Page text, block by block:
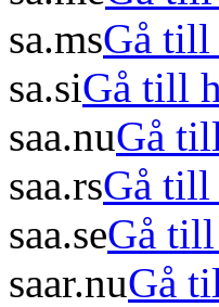
sa.msGå till
sa.siGå till
saa.nuGå
saa.rsGå till
saa.seGå till
saar.nuGå